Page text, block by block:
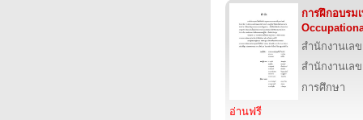
การฝึกอบรม
สำนักงานเล
สำนักงานเล
การศึกษา
อ่านฟรี